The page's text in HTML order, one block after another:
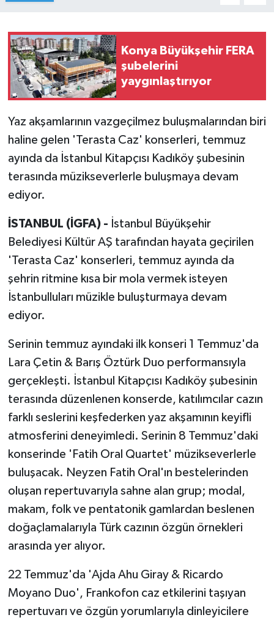
Konya Büyükşehir FERA
şubelerini
yaygınlaştırıyor
Yaz akşamlarının vazgeçilmez buluşmalarından biri
haline gelen 'Terasta Caz' konserleri, temmuz
ayında da İstanbul Kitapçısı Kadıköy şubesinin
terasında müzikseverlerle buluşmaya devam
ediyor.
İSTANBUL (İGFA) - İstanbul Büyükşehir
Belediyesi Kültür AŞ tarafından hayata geçirilen
'Terasta Caz' konserleri, temmuz ayında da
şehrin ritmine kısa bir mola vermek isteyen
İstanbulluları müzikle buluşturmaya devam
ediyor.
Serinin temmuz ayındaki ilk konseri 1 Temmuz'da
Lara Çetin & Barış Öztürk Duo performansıyla
gerçekleşti. İstanbul Kitapçısı Kadıköy şubesinin
terasında düzenlenen konserde, katılımcılar cazın
farklı seslerini keşfederken yaz akşamının keyifli
atmosferini deneyimledi. Serinin 8 Temmuz'daki
konserinde 'Fatih Oral Quartet' müzikseverlerle
buluşacak. Neyzen Fatih Oral'ın bestelerinden
oluşan repertuvarıyla sahne alan grup; modal,
makam, folk ve pentatonik gamlardan beslenen
doğaçlamalarıyla Türk cazının özgün örnekleri
arasında yer alıyor.
22 Temmuz'da 'Ajda Ahu Giray & Ricardo
Moyano Duo', Frankofon caz etkilerini taşıyan
repertuvarı ve özgün yorumlarıyla dinleyicilere